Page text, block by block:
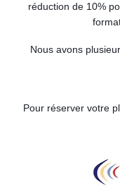
réduction de 10%
Nous avons
Pour réserver votre